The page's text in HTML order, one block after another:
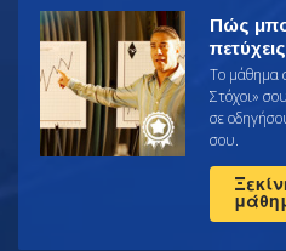
Πώς
Το μάθημα
Στόχοι»
σε
σου.